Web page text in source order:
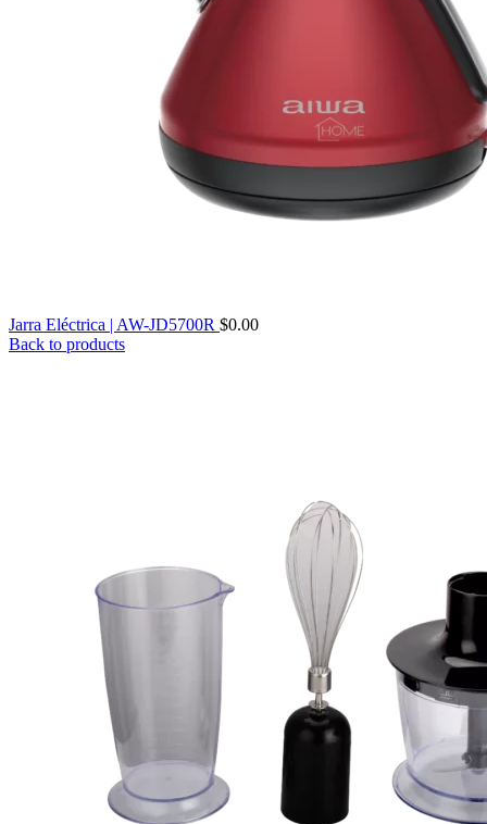
Jarra Eléctrica | AW-JD5700R $0.00
Back to products